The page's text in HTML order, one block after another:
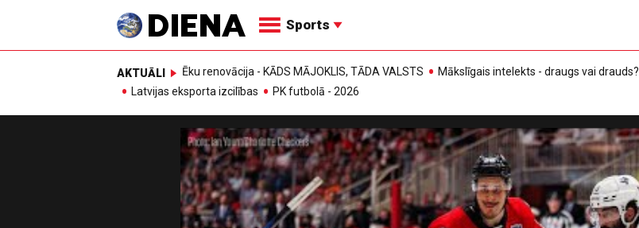
Sports
AKTUĀLI Ēku renovācija - KĀDS MĀJOKLIS, TĀDA VALSTS
Mākslīgais intelekts - draugs vai drauds?
Latvijas eksporta izcilības
PK futbolā - 2026